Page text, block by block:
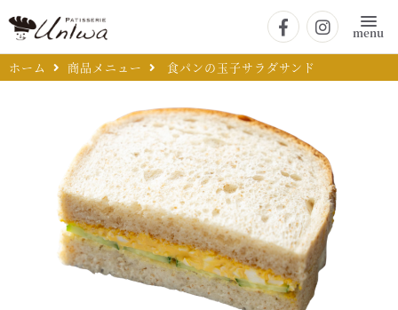
menu
ホーム 商品メニュー 食パンの玉子サラダサンド